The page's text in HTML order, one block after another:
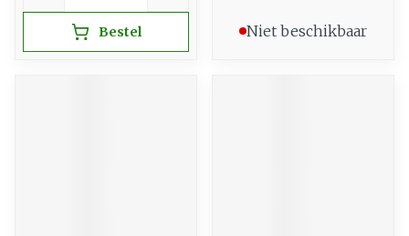
Bestel Niet beschikbaar